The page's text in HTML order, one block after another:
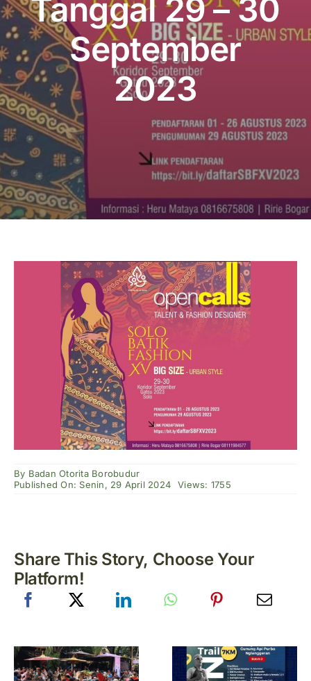
Publikasi
Peta Wisata
BLU
Tanggal 29 – 30
September
2023
By Badan Otorita Borobudur
Published On: Senin, 29 April 2024
Views: 1755
Share This Story, Choose Your
Platform!